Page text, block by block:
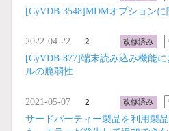
[CyVDB-3548]MDMオプション
2022-04-22 2 改修済み
[CyVDB-877]端末読み込み機能
ルの脆弱性
2021-05-07 2 改修済み
サードパーティー製品を利用製